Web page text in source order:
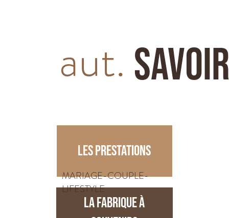
aut.
LA FABRIQUE À
LES PRESTATIONS
MARIAGE-COUPLE-
LIFESTYLE